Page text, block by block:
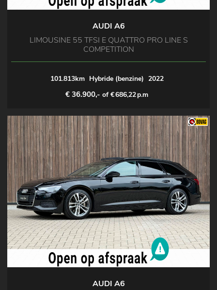
AUDI A6
LIMOUSINE 55 TFSI E QUATTRO PRO LINE S
COMPETITION
101.813km Hybride (benzine) 2022
€ 36.900,- of €686,22p.m
AUDI A6